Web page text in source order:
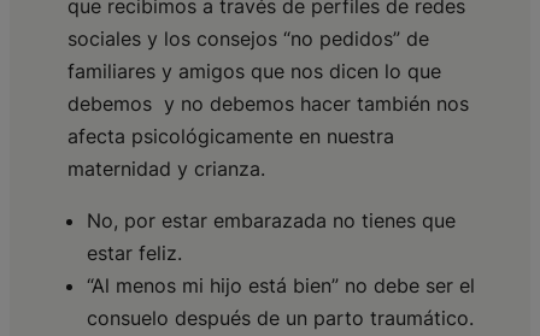
que recibimos a través de perfiles de redes
sociales y los consejos “no pedidos” de
familiares y amigos que nos dicen lo que
debemos y no debemos hacer también nos
afecta psicológicamente en nuestra
maternidad y crianza.
No, por estar embarazada no tienes que
estar feliz.
“Al menos mi hijo está bien” no debe ser el
consuelo después de un parto traumático.